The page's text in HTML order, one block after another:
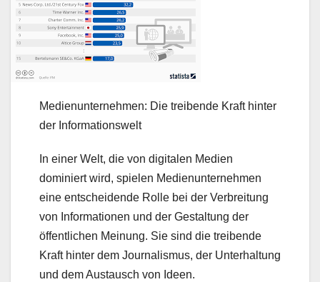
Medienunternehmen: Die treibende Kraft hinter
der Informationswelt
In einer Welt, die von digitalen Medien
dominiert wird, spielen Medienunternehmen
eine entscheidende Rolle bei der Verbreitung
von Informationen und der Gestaltung der
öffentlichen Meinung. Sie sind die treibende
Kraft hinter dem Journalismus, der Unterhaltung
und dem Austausch von Ideen.